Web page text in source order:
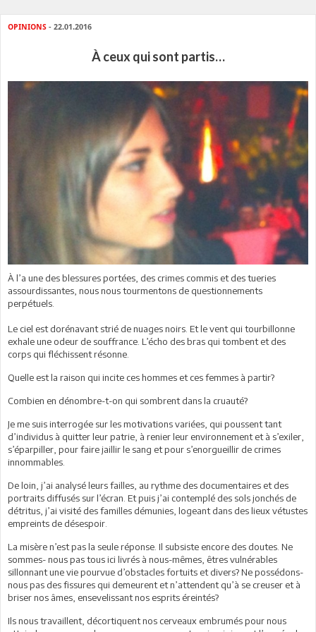
OPINIONS - 22.01.2016
À ceux qui sont partis…
À l’a une des blessures portées, des crimes commis et des tueries
assourdissantes, nous nous tourmentons de questionnements
perpétuels.
Le ciel est dorénavant strié de nuages noirs. Et le vent qui tourbillonne
exhale une odeur de souffrance. L’écho des bras qui tombent et des
corps qui fléchissent résonne.
Quelle est la raison qui incite ces hommes et ces femmes à partir?
Combien en dénombre-t-on qui sombrent dans la cruauté?
Je me suis interrogée sur les motivations variées, qui poussent tant
d’individus à quitter leur patrie, à renier leur environnement et à s’exiler,
s’éparpiller, pour faire jaillir le sang et pour s’enorgueillir de crimes
innommables.
De loin, j’ai analysé leurs failles, au rythme des documentaires et des
portraits diffusés sur l’écran. Et puis j’ai contemplé des sols jonchés de
détritus, j’ai visité des familles démunies, logeant dans des lieux vétustes
empreints de désespoir.
La misère n’est pas la seule réponse. Il subsiste encore des doutes. Ne
sommes- nous pas tous ici livrés à nous-mêmes, êtres vulnérables
sillonnant une vie pourvue d’obstacles fortuits et divers? Ne possédons-
nous pas des fissures qui demeurent et n’attendent qu’à se creuser et à
briser nos âmes, ensevelissant nos esprits éreintés?
Ils nous travaillent, décortiquent nos cerveaux embrumés pour nous